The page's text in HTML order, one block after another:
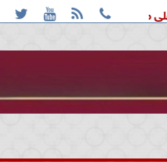
   
للجولف قبل زيارته إلى